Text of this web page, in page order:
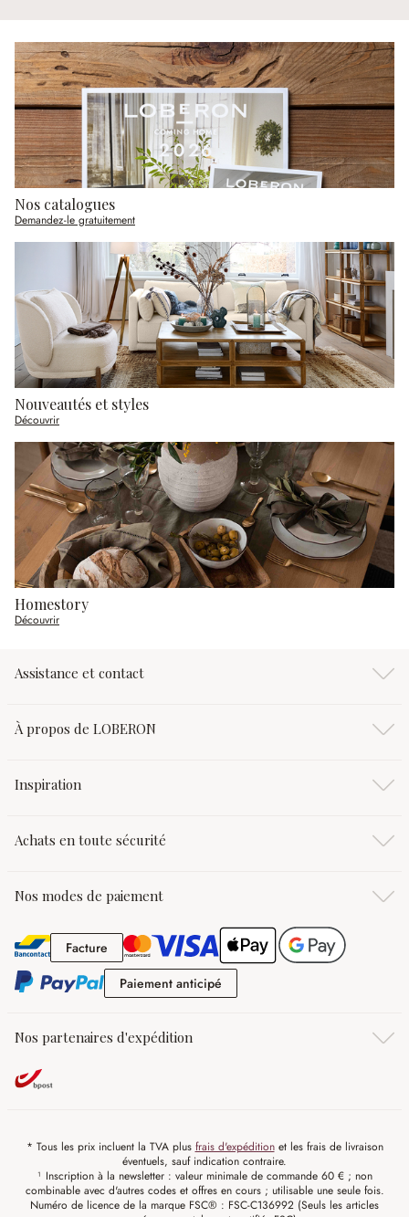
Nos catalogues
Demandez-le gratuitement
Nouveautés et styles
Découvrir
Homestory
Découvrir
Assistance et contact
À propos de LOBERON
Inspiration
Achats en toute sécurité
Nos modes de paiement
FactureFacture
Paiement anticipé
Nos partenaires d'expédition
* Tous les prix incluent la TVA plus frais d'expéditionet les frais de livraison
éventuels, sauf indication contraire.
¹ Inscription à la newsletter : valeur minimale de commande 60 € ; non
combinable avec d'autres codes et offres en cours ; utilisable une seule fois.
Numéro de licence de la marque FSC® : FSC-C136992 (Seuls les articles